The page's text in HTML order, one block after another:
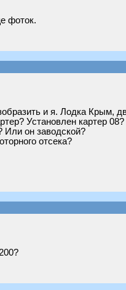
фоток.
и я. Лодка Крым,
Установлен картер
Или он заводской?
отсека?